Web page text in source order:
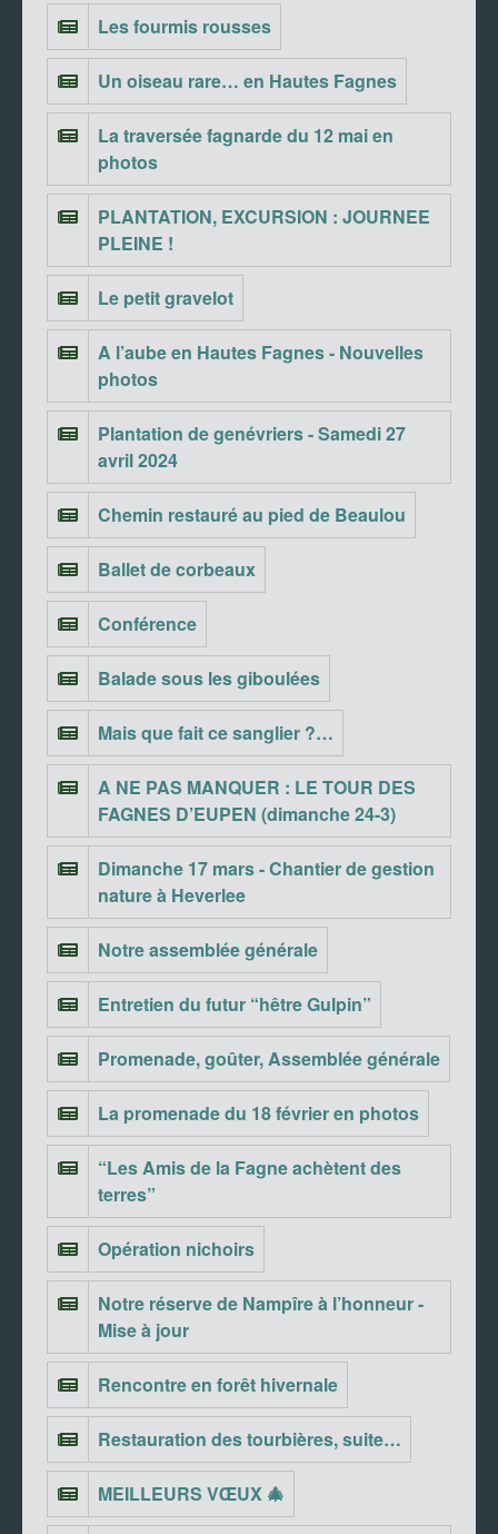
Les fourmis rousses
Un oiseau rare… en Hautes Fagnes
La traversée fagnarde du 12 mai en
photos
PLANTATION, EXCURSION : JOURNEE
PLEINE !
Le petit gravelot
A l’aube en Hautes Fagnes - Nouvelles
photos
Plantation de genévriers - Samedi 27
avril 2024
Chemin restauré au pied de Beaulou
Ballet de corbeaux
Conférence
Balade sous les giboulées
Mais que fait ce sanglier ?…
A NE PAS MANQUER : LE TOUR DES
FAGNES D’EUPEN (dimanche 24-3)
Dimanche 17 mars - Chantier de gestion
nature à Heverlee
Notre assemblée générale
Entretien du futur “hêtre Gulpin”
Promenade, goûter, Assemblée générale
La promenade du 18 février en photos
“Les Amis de la Fagne achètent des
terres”
Opération nichoirs
Notre réserve de Nampîre à l’honneur -
Mise à jour
Rencontre en forêt hivernale
Restauration des tourbières, suite…
MEILLEURS VŒUX 🎄